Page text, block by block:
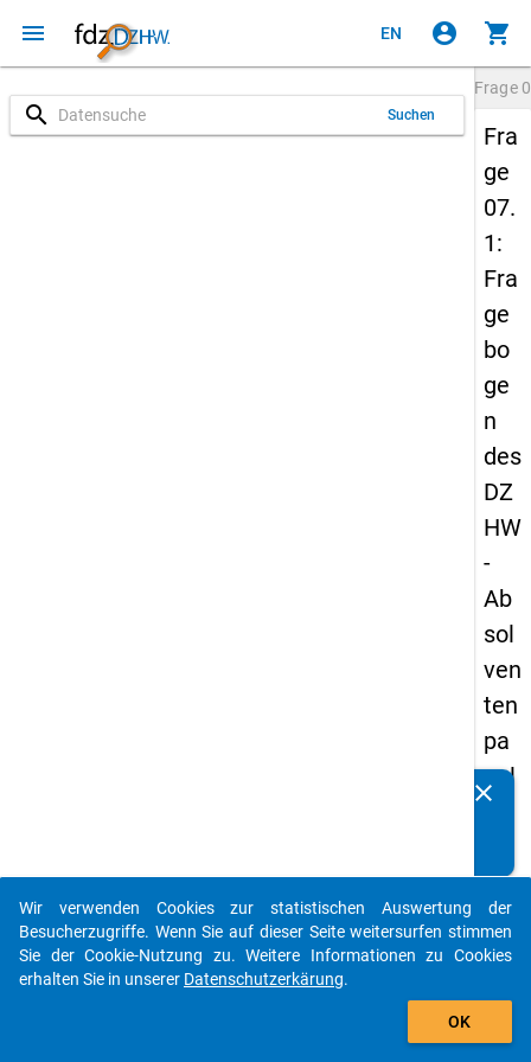
menu EN account_circle shopping_cart
search Suchen
Frage
Fra
ge
07.
1:
Fra
ge
bo
ge
n
des
DZ
HW
-
Ab
sol
ven
ten
pa
nel
09
-
zw
clear
auto_stories
add_shopping_cart
Wir verwenden Cookies zur statistischen Auswertung der
Besucherzugriffe. Wenn Sie auf dieser Seite weitersurfen stimmen
Sie der Cookie-Nutzung zu. Weitere Informationen zu Cookies
erhalten Sie in unserer Datenschutzerkärung.
OK